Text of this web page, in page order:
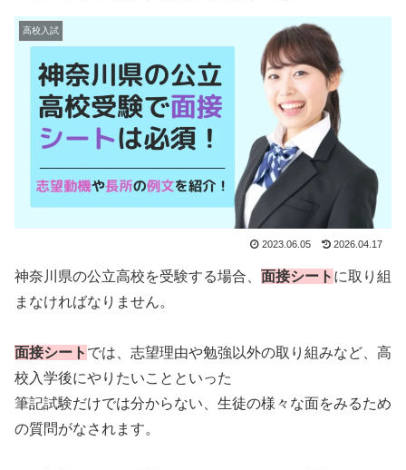
高校入試
2023.06.05 2026.04.17
神奈川県の公立高校を受験する場合、 面接シート に取り組
まなければなりません。
面接シート では、志望理由や勉強以外の取り組みなど、高
校入学後にやりたいことといった
筆記試験だけでは分からない、生徒の様々な面をみるため
の質問がなされます。